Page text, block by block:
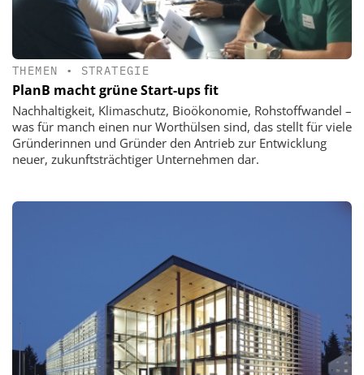
THEMEN • STRATEGIE
PlanB macht grüne Start-ups fit
Nachhaltigkeit, Klimaschutz, Bioökonomie, Rohstoffwandel –
was für manch einen nur Worthülsen sind, das stellt für viele
Gründerinnen und Gründer den Antrieb zur Entwicklung
neuer, zukunftsträchtiger Unternehmen dar.